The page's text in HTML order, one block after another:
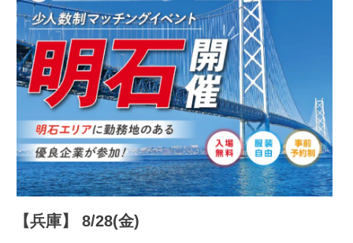
【兵庫】 8/28(金)